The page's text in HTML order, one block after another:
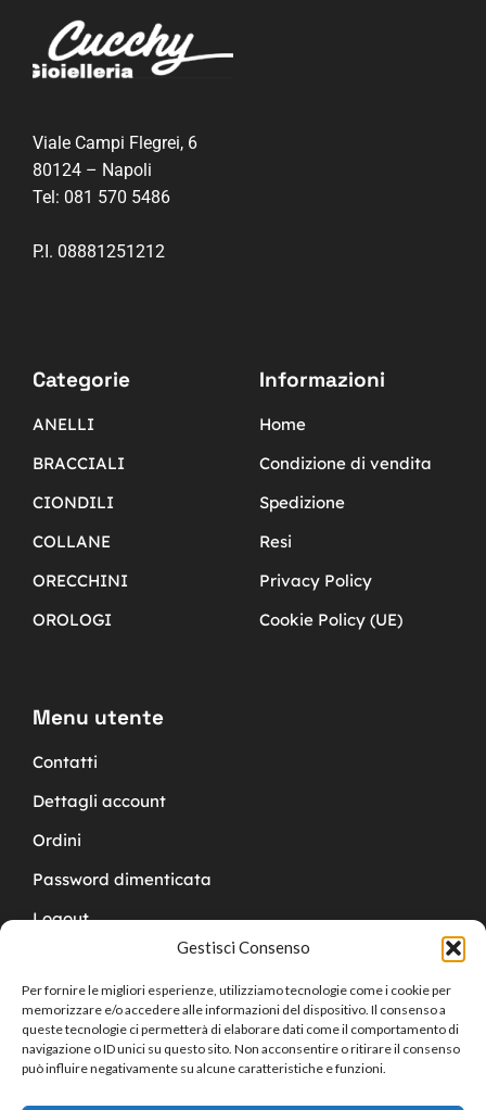
Gestisci Consenso
Per fornire le migliori esperienze, utilizziamo tecnologie come i cookie per
memorizzare e/o accedere alle informazioni del dispositivo. Il consenso a
queste tecnologie ci permetterà di elaborare dati come il comportamento di
navigazione o ID unici su questo sito. Non acconsentire o ritirare il consenso
può influire negativamente su alcune caratteristiche e funzioni.
Viale Campi Flegrei, 6
80124 – Napoli
Tel: 081 570 5486
P.I. 08881251212
Categorie
ANELLI
BRACCIALI
CIONDILI
COLLANE
ORECCHINI
OROLOGI
Informazioni
Home
Condizione di vendita
Spedizione
Resi
Privacy Policy
Cookie Policy (UE)
Menu utente
Contatti
Dettagli account
Ordini
Password dimenticata
Logout
Copyright © 2024 Cucchy Gioielleria